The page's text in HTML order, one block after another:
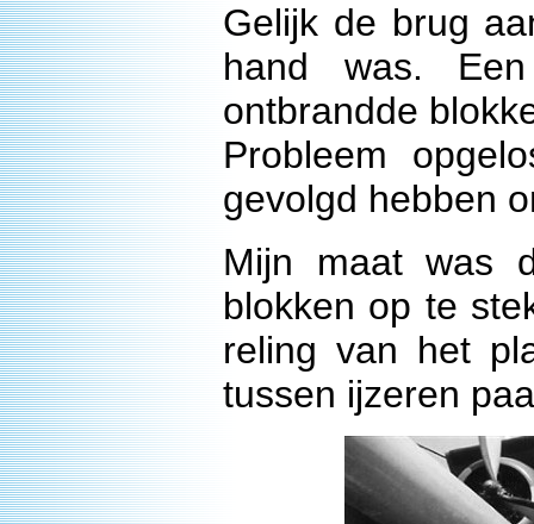
Gelijk de brug
hand was.
ontbrandde
Probleem
gevolgd hebben
Mijn maat was
blokken op te
reling van het
tussen ijzeren